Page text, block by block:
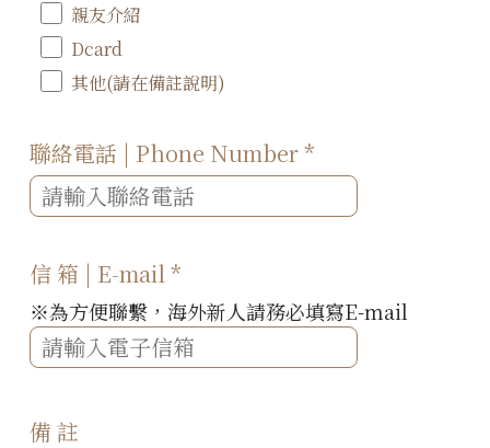
親友介紹
Dcard
其他(請在備註說明)
聯絡電話 | Phone Number*
信 箱 | E-mail*
※為方便聯繫，海外新人請務必填寫E-mail
備 註